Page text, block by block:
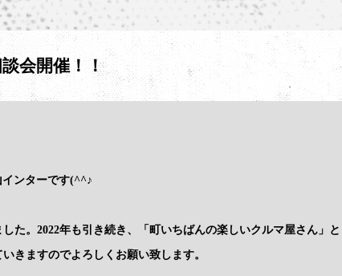
会開催！！
インターです(^^♪
た。2022年も引き続き、「町いちばんの楽しいクルマ屋さん」
きますのでよろしくお願い致します。